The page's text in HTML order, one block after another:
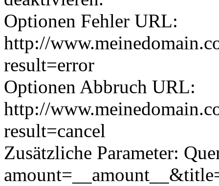
Optionen Fehler URL:
http://
result=error
Optionen Abbruch URL:
http://
result=cancel
Zusätzliche Parameter: